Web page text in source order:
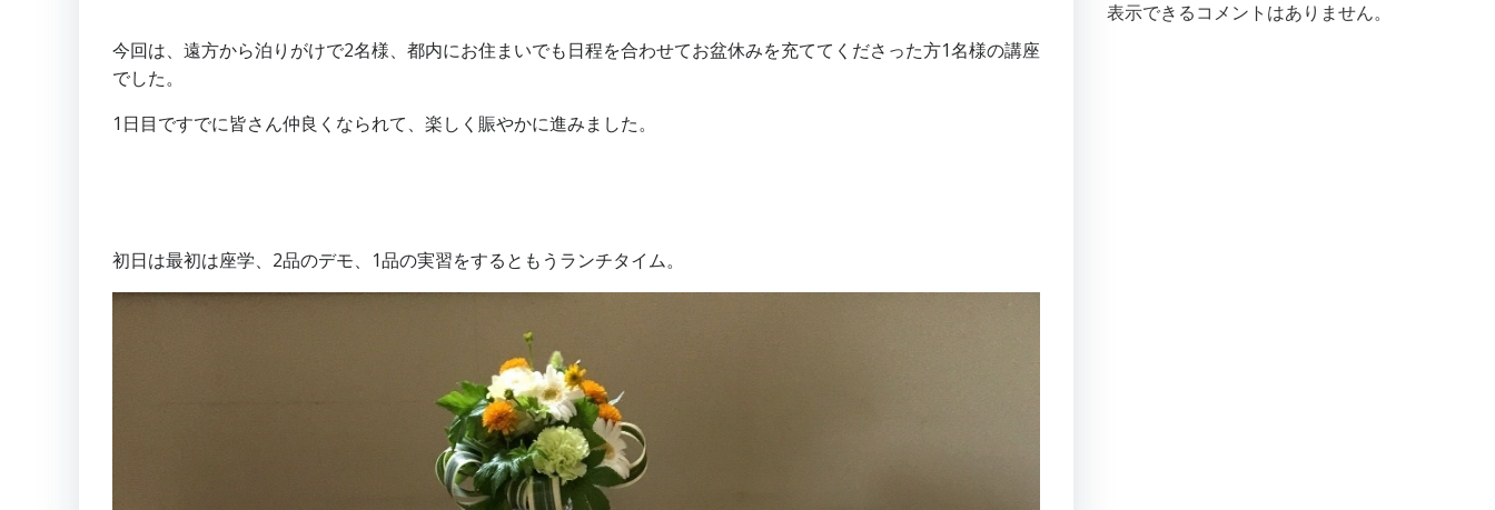
今回は、遠方から泊りがけで2名様、都内にお住まいでも日程を合わせてお盆休みを充ててくださった方1名様の講座
でした。
1日目ですでに皆さん仲良くなられて、楽しく賑やかに進みました。
初日は最初は座学、2品のデモ、1品の実習をするともうランチタイム。
表示できるコメントはありません。